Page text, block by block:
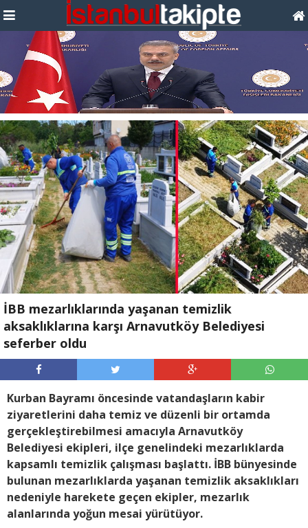
İBB mezarlıklarında yaşanan temizlik
aksaklıklarına karşı Arnavutköy Belediyesi
seferber oldu
Kurban Bayramı öncesinde vatandaşların kabir
ziyaretlerini daha temiz ve düzenli bir ortamda
gerçekleştirebilmesi amacıyla Arnavutköy
Belediyesi ekipleri, ilçe genelindeki mezarlıklarda
kapsamlı temizlik çalışması başlattı. İBB bünyesinde
bulunan mezarlıklarda yaşanan temizlik aksaklıkları
nedeniyle harekete geçen ekipler, mezarlık
alanlarında yoğun mesai yürütüyor.